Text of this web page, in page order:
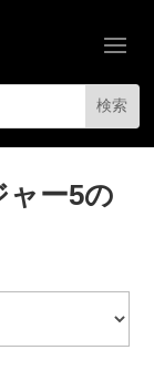
ャー5の